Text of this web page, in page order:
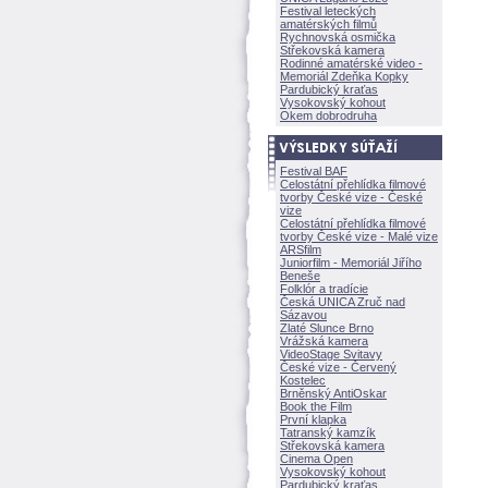
Festival leteckých
amatérských filmů
Rychnovská osmička
Střekovská kamera
Rodinné amatérské video -
Memoriál Zdeňka Kopky
Pardubický kraťas
Vysokovský kohout
Okem dobrodruha
Festival BAF
Celostátní přehlídka filmové
tvorby České vize - České
vize
Celostátní přehlídka filmové
tvorby České vize - Malé vize
ARSfilm
Juniorfilm - Memoriál Jiřího
Beneše
Folklór a tradície
Česká UNICA Zruč nad
Sázavou
Zlaté Slunce Brno
Vrážská kamera
VideoStage Svitavy
České vize - Červený
Kostelec
Brněnský AntiOskar
Book the Film
První klapka
Tatranský kamzík
Střekovská kamera
Cinema Open
Vysokovský kohout
Pardubický kraťas